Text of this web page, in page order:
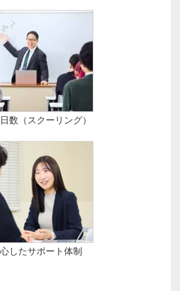
数（スクーリング）
したサポート体制